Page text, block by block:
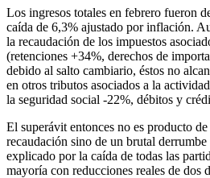
Los ingresos totales en febrero fueron
caída de 6,3% ajustado por inflación.
la recaudación de los impuestos
(retenciones +34%, derechos de
debido al salto cambiario, éstos no
en otros tributos asociados a la
la seguridad social -22%, débitos y
El superávit entonces no es producto
recaudación sino de un brutal
explicado por la caída de todas las
mayoría con reducciones reales de dos